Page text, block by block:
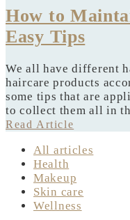
How to
Easy Tips
We all have different
haircare products
some tips that are
to collect them all in
Read Article
All articles
Health
Makeup
Skin care
Wellness